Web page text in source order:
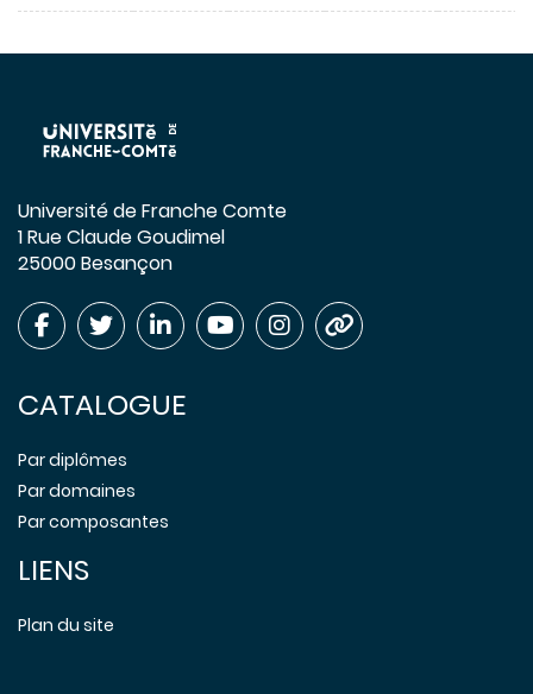
Université de Franche Comte
1 Rue Claude Goudimel
25000 Besançon
CATALOGUE
Par diplômes
Par domaines
Par composantes
LIENS
Plan du site